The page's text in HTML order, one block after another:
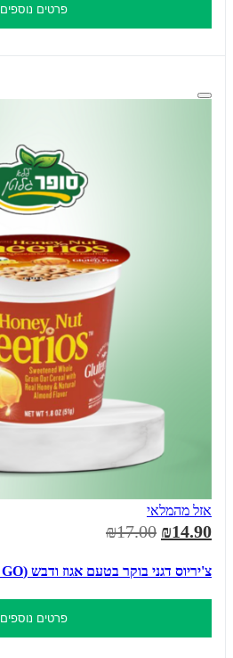
פרטים נוספים
אזל מהמלאי
₪14.90
₪17.00
צ'יריוס דגני בוקר בטעם אגוז ודבש (TO GO)
פרטים נוספים